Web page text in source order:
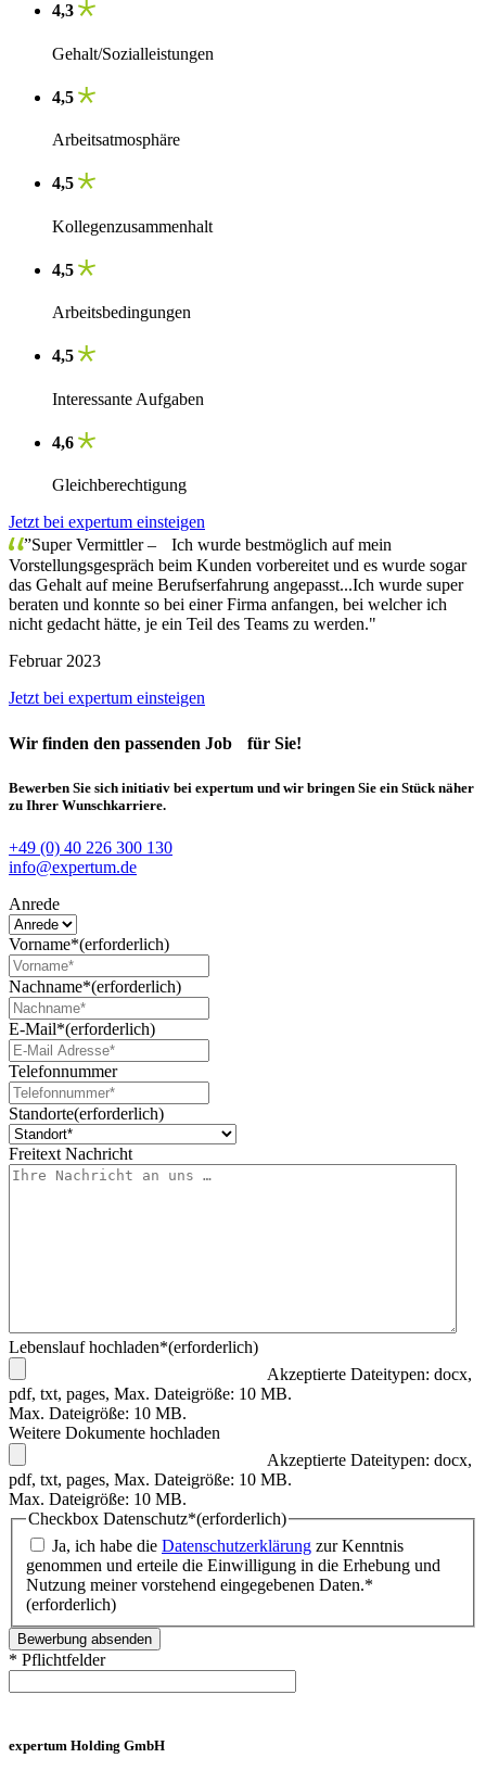
4,3
Gehalt/Sozialleistungen
4,5
Arbeitsatmosphäre
4,5
Kollegenzusammenhalt
4,5
Arbeitsbedingungen
4,5
Interessante Aufgaben
4,6
Gleichberechtigung
Jetzt bei expertum einsteigen
”Super Vermittler – Ich wurde bestmöglich auf mein
Vorstellungsgespräch beim Kunden vorbereitet und es wurde sogar
das Gehalt auf meine Berufserfahrung angepasst...Ich wurde super
beraten und konnte so bei einer Firma anfangen, bei welcher ich
nicht gedacht hätte, je ein Teil des Teams zu werden."
Februar 2023
Jetzt bei expertum einsteigen
Wir finden den passenden Job für Sie!
Bewerben Sie sich initiativ bei expertum und wir bringen Sie ein Stück näher
zu Ihrer Wunschkarriere.
+49 (0) 40 226 300 130
info@expertum.de
Anrede
Vorname*(erforderlich)
Nachname*(erforderlich)
E-Mail*(erforderlich)
Telefonnummer
Standorte(erforderlich)
Freitext Nachricht
Lebenslauf hochladen*(erforderlich)
Akzeptierte Dateitypen: docx,
pdf, txt, pages, Max. Dateigröße: 10 MB.
Max. Dateigröße: 10 MB.
Weitere Dokumente hochladen
Akzeptierte Dateitypen: docx,
pdf, txt, pages, Max. Dateigröße: 10 MB.
Max. Dateigröße: 10 MB.
Checkbox Datenschutz*(erforderlich)
Ja, ich habe die Datenschutzerklärung zur Kenntnis
genommen und erteile die Einwilligung in die Erhebung und
Nutzung meiner vorstehend eingegebenen Daten.*
(erforderlich)
* Pflichtfelder
expertum Holding GmbH